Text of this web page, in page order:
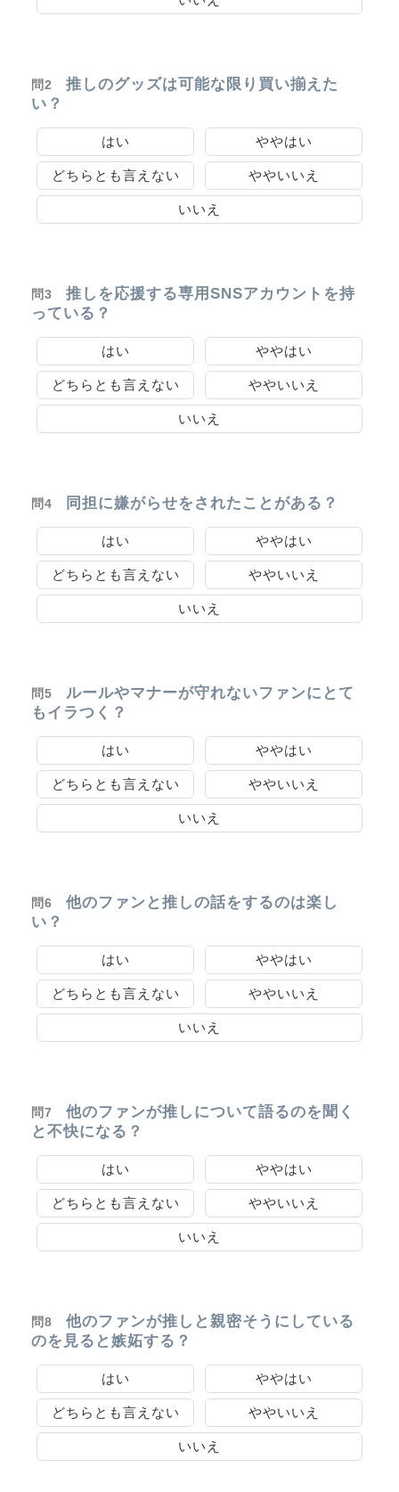
問2
推しのグッズは可能な限り買い揃えた
い？
はい ややはい
どちらとも言えない ややいいえ
いいえ
問3
推しを応援する専用SNSアカウントを持
っている？
はい ややはい
どちらとも言えない ややいいえ
いいえ
問4 同担に嫌がらせをされたことがある？
はい ややはい
どちらとも言えない ややいいえ
いいえ
問5
ルールやマナーが守れないファンにとて
もイラつく？
はい ややはい
どちらとも言えない ややいいえ
いいえ
問6
他のファンと推しの話をするのは楽し
い？
はい ややはい
どちらとも言えない ややいいえ
いいえ
問7
他のファンが推しについて語るのを聞く
と不快になる？
はい ややはい
どちらとも言えない ややいいえ
いいえ
問8
他のファンが推しと親密そうにしている
のを見ると嫉妬する？
はい ややはい
どちらとも言えない ややいいえ
いいえ